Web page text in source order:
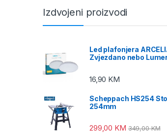
Izdvojeni proizvodi
Led plafonjera
Zvjezdano nebo
16,90 KM
Scheppach HS254
254mm
299,00 KM 349,00KM